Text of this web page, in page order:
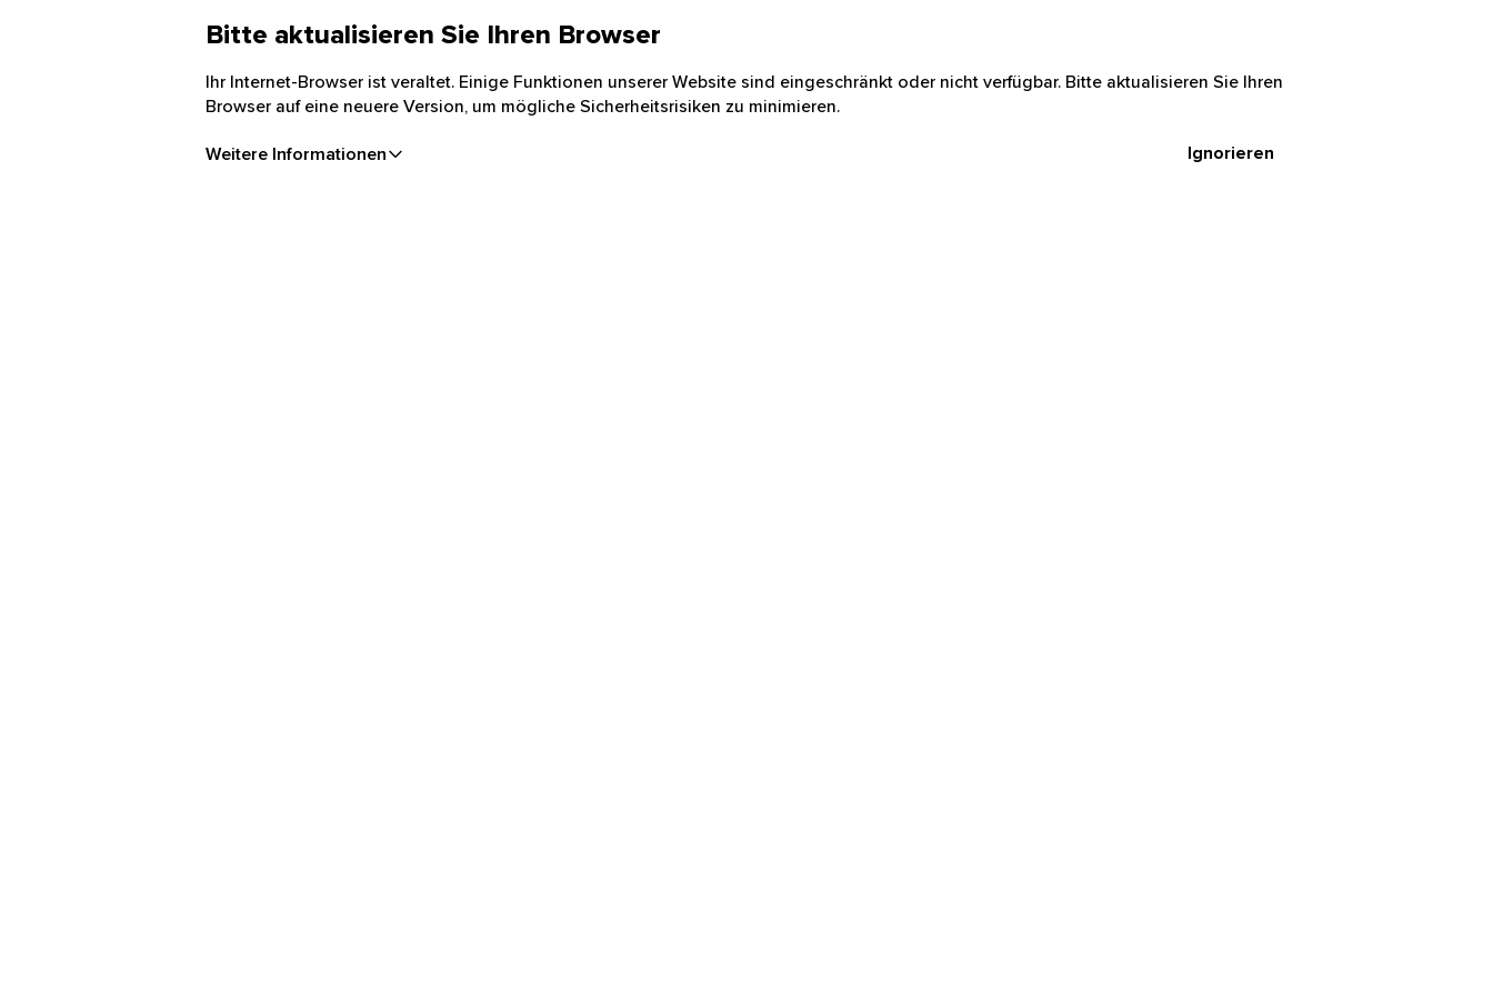
Bitte aktualisieren Sie Ihren Browser
Ihr Internet-Browser ist veraltet. Einige Funktionen unserer Website sind eingeschränkt oder nicht verfügbar. Bitte aktualisieren Sie Ihren
Browser auf eine neuere Version, um mögliche Sicherheitsrisiken zu minimieren.
Weitere Informationen Ignorieren